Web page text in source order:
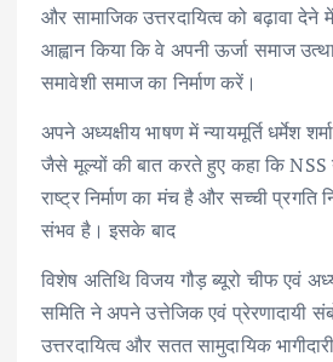
और सामाजिक उत्तरदायित्व को बढ़ावा
आह्वान किया कि वे अपनी ऊर्जा समाज
समावेशी समाज का निर्माण करें।
अपने अध्यक्षीय भाषण में न्यायमूर्ति धर्मेश
जैसे मूल्यों की बात करते हुए कहा कि
राष्ट्र निर्माण का मंच है और सच्ची प्रगति
संभव है। इसके बाद
विशेष अतिथि विजय गौड़ ब्यूरो चीफ एवं
समिति ने अपने उत्तेजिक एवं प्रेरणादायी
उत्तरदायित्व और सतत सामुदायिक